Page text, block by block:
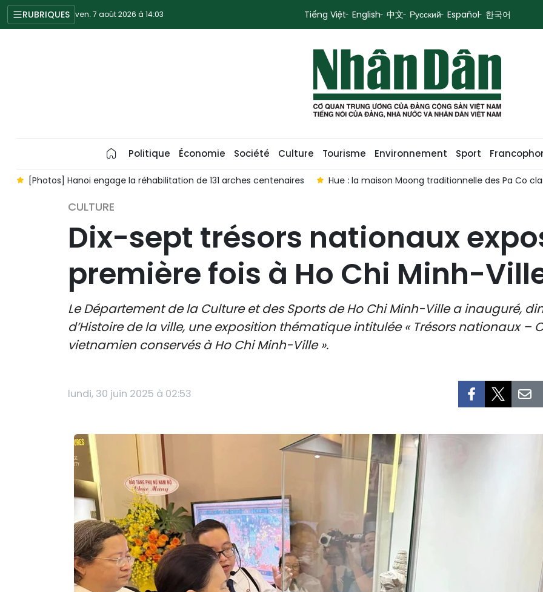
RUBRIQUES ven. 7 août 2026 à 14:03 Tiếng Việt English 中文 Русский Español 한국어
Politique Économie Société Culture Tourisme Environnement Sport
[Photos] Hanoi engage la réhabilitation de 131 arches centenaires Hue : la maison Moong traditionnelle des Pa Co
CULTURE
Dix-sept trésors nationaux
première fois à Ho Chi Minh-
Le Département de la Culture et des Sports de Ho Chi Minh-Ville a inauguré,
d’Histoire de la ville, une exposition thématique intitulée « Trésors nationaux
vietnamien conservés à Ho Chi Minh-Ville ».
lundi, 30 juin 2025 à 02:53